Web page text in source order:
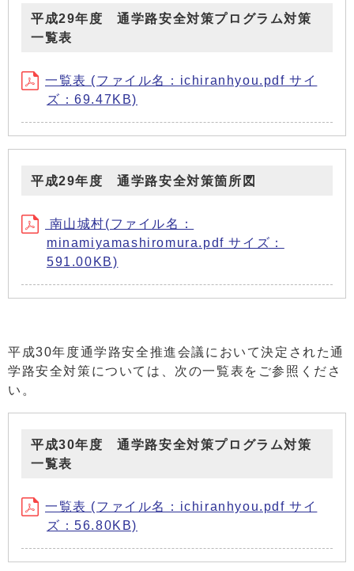
平成29年度 通学路安全対策プログラム対策
一覧表
一覧表 (ファイル名：ichiranhyou.pdf サイ
ズ：69.47KB)
平成29年度 通学路安全対策箇所図
南山城村(ファイル名：
minamiyamashiromura.pdf サイズ：
591.00KB)
平成30年度通学路安全推進会議において決定された通
学路安全対策については、次の一覧表をご参照くださ
い。
平成30年度 通学路安全対策プログラム対策
一覧表
一覧表 (ファイル名：ichiranhyou.pdf サイ
ズ：56.80KB)